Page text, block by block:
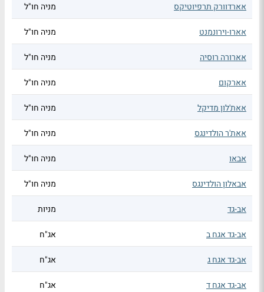
אארדוורק תרפיוטיקס מניה חו"ל
אארו-וירונמנט מניה חו"ל
אארורה רוסיה מניה חו"ל
אארקום מניה חו"ל
אאת'לון מדיקל מניה חו"ל
אאת'ר הולדינגס מניה חו"ל
אבאו מניה חו"ל
אבאלון הולדינגס מניה חו"ל
אב-גד מניות
אב-גד אגח ב אג"ח
אב-גד אגח ג אג"ח
אב-גד אגח ד אג"ח